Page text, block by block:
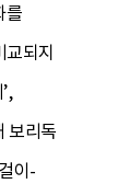
를
되지
보리독
이-